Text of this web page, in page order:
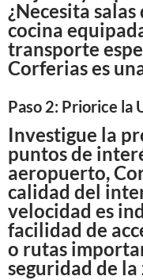
¿Necesita
cocina
transporte
Corferias es
Paso 2: Priorice la
Investigue la
puntos de
aeropuerto,
calidad del
velocidad es
facilidad de
o rutas
seguridad de la